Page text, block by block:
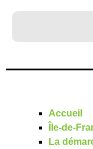
Accueil
Île-de-
La